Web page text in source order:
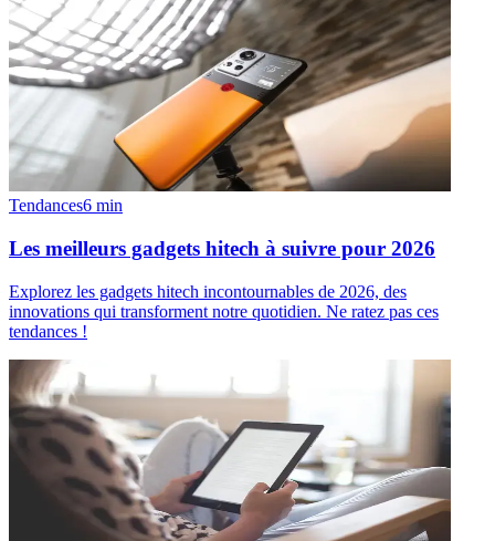
Tendances6 min
Les meilleurs gadgets hitech à suivre pour 2026
Explorez les gadgets hitech incontournables de 2026, des
innovations qui transforment notre quotidien. Ne ratez pas ces
tendances !